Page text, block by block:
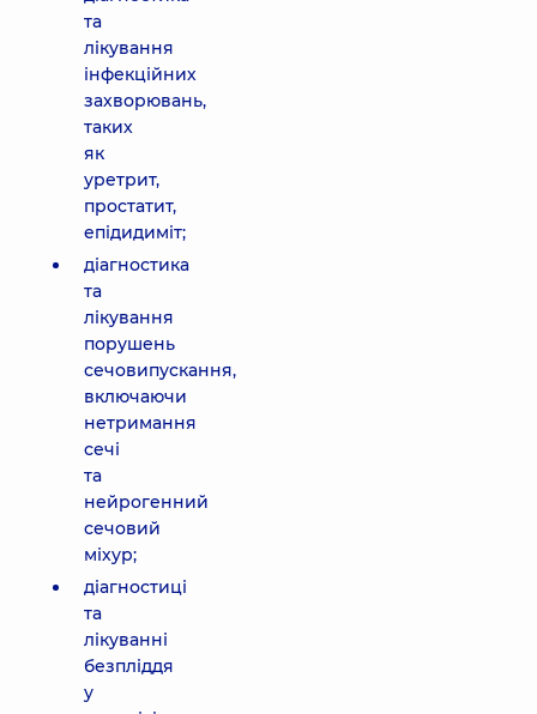
та
лікування
інфекційних
захворювань,
таких
як
уретрит,
простатит,
епідидиміт;
діагностика
та
лікування
порушень
сечовипускання,
включаючи
нетримання
сечі
та
нейрогенний
сечовий
міхур;
діагностиці
та
лікуванні
безпліддя
у